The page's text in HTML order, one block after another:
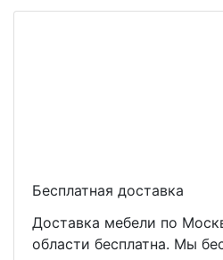
Бесплатная доставка
Доставка мебели по
области бесплатна. Мы